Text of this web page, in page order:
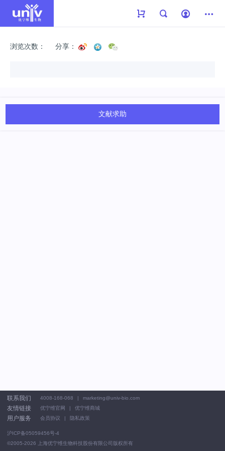
浏览次数： 分享：
文献求助
联系我们 4008-168-068 marketing@univ-bio.com
友情链接 优宁维官网 优宁维商城
用户服务 会员协议 隐私政策
沪ICP备05059456号-4
©2005-2026 上海优宁维生物科技股份有限公司版权所有